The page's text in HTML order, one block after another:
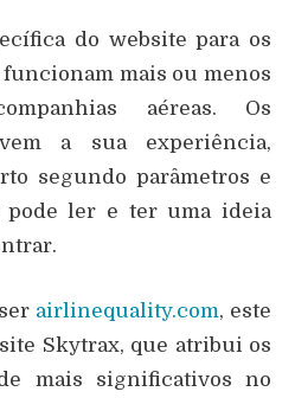
do website para os
funcionam mais ou menos
aéreas. Os
a sua experiência,
segundo parâmetros e
pode ler e ter uma ideia
airlinequality.com, este
Skytrax, que atribui os
mais significativos no